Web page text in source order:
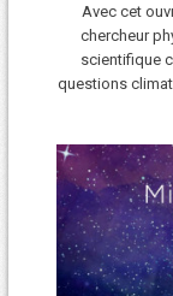
Avec cet
chercheur
scientifique
questions